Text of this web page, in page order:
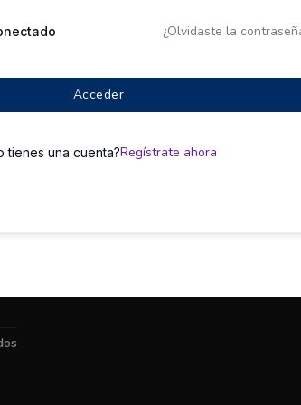
¿Olvidaste la
Acceder
tienes una cuenta?Regístrate ahora